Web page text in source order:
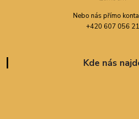
Nebo nás přímo
+420 607 056
Kde nás